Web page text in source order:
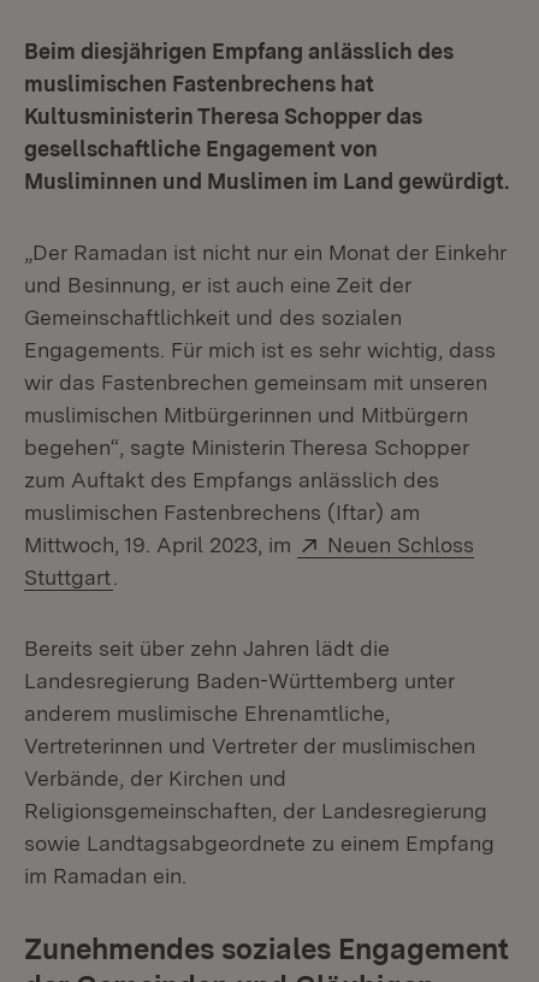
Beim diesjährigen Empfang anlässlich des
muslimischen Fastenbrechens hat
Kultusministerin Theresa Schopper das
gesellschaftliche Engagement von
Musliminnen und Muslimen im Land gewürdigt.
„Der Ramadan ist nicht nur ein Monat der Einkehr
und Besinnung, er ist auch eine Zeit der
Gemeinschaftlichkeit und des sozialen
Engagements. Für mich ist es sehr wichtig, dass
wir das Fastenbrechen gemeinsam mit unseren
muslimischen Mitbürgerinnen und Mitbürgern
begehen“, sagte Ministerin Theresa Schopper
zum Auftakt des Empfangs anlässlich des
muslimischen Fastenbrechens (Iftar) am
Mittwoch, 19. April 2023, im
Extern:
Neuen Schloss
Stuttgart
Bereits seit über zehn Jahren lädt die
Landesregierung Baden-Württemberg unter
anderem muslimische Ehrenamtliche,
Vertreterinnen und Vertreter der muslimischen
Verbände, der Kirchen und
Religionsgemeinschaften, der Landesregierung
sowie Landtagsabgeordnete zu einem Empfang
im Ramadan ein.
Zunehmendes soziales Engagement